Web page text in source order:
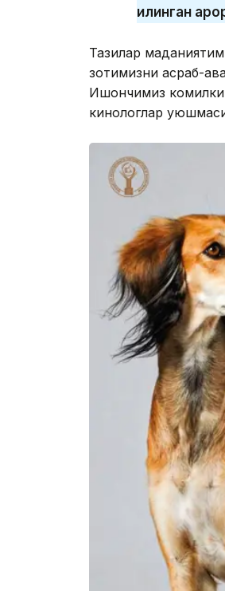
қилинган
Тазилар
зотимизни асраб-
Ишончимиз комилки,
кинологлар